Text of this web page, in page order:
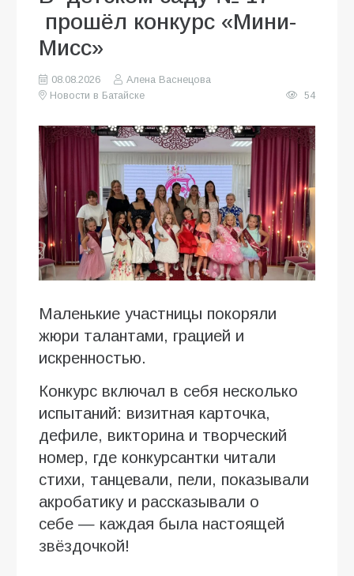
прошёл конкурс «Мини-
Мисс»
08.08.2026
Алена Васнецова
Новости в Батайске
54
Маленькие участницы покоряли
жюри талантами, грацией и
искренностью.
Конкурс включал в себя несколько
испытаний: визитная карточка,
дефиле, викторина и творческий
номер, где конкурсантки читали
стихи, танцевали, пели, показывали
акробатику и рассказывали о
себе — каждая была настоящей
звёздочкой!